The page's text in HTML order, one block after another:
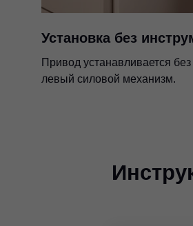
Установка без
Привод устанавливается
левый силовой механизм.